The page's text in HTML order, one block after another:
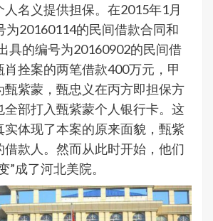
名义提供担保。在2015年1月
为20160114的民间借款合同和
具的编号为20160902的民间借
拴案的两笔借款400万元，甲
甄紫蒙，甄忠义在丙方即担保方
全部打入甄紫蒙个人银行卡。这
实体现了本案的原来面貌，甄紫
借款人。然而从此时开始，他们
”成了河北美院。